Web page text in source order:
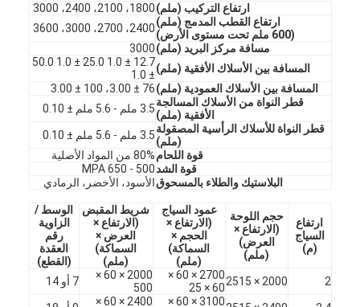
ارتفاع التركيب (ملم)1800، 2100، 2400، 3000
ارتفاع القطب المدمج (ملم)
(600 ملم تحت مستوى الأرض)
2400، 2700، 3000، 3600
مسافة مركز البريد (ملم)3000
المسافة بين الأسلاك الأفقية (ملم)
12.7 ± 1.0 25.0 ± 1.0 50.0
± 1.0
المسافة بين الأسلاك العمودية (ملم)76 ± 3.00، 100 ± 3.00
قطر النواة من الأسلاك المسالجة
الأفقية (ملم)3.5 ملم - 5.6 ملم ± 0.10
قطر النواة للأسلاك الرأسية المصقولة
(ملم)3.5 ملم - 5.6 ملم ± 0.10
قوة اللحام80% من المواد الأصلية
قوة الشد500 - 650 MPA
البلاستيك والطلاء بالمسحوقالأسود، الأخضر، الرمادي
ارتفاع
السياج
(م)
حجم اللوحة
(الارتفاع ×
العرض)
(ملم)
عمود السياج
(الارتفاع ×
الحجم ×
السماكة)
(ملم)
شريط المقبض
(الارتفاع ×
العرض ×
السماكة)
(ملم)
الوسط /
الزاوية
رقم
العقدة
(القطع)
2
2000 × 2515
2700 × 60 ×
60 × 25
2000 × 60 ×
500
7 أو 14
3100 × 60 ×
2400 × 60 ×